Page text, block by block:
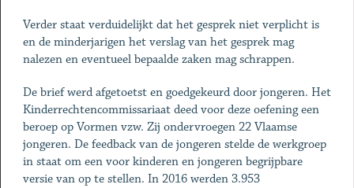
Verder staat verduidelijkt dat het gesprek niet verplicht is
en de minderjarigen het verslag van het gesprek mag
nalezen en eventueel bepaalde zaken mag schrappen.
De brief werd afgetoetst en goedgekeurd door jongeren. Het
Kinderrechtencommissariaat deed voor deze oefening een
beroep op Vormen vzw. Zij ondervroegen 22 Vlaamse
jongeren. De feedback van de jongeren stelde de werkgroep
in staat om een voor kinderen en jongeren begrijpbare
versie van op te stellen. In 2016 werden 3.953